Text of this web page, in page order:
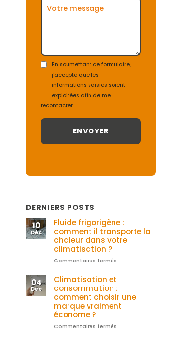
En soumettant ce formulaire,
j'accepte que les
informations saisies soient
exploitées afin de me
recontacter.
DERNIERS POSTS
10
Déc
Fluide frigorigène :
comment il transporte la
chaleur dans votre
climatisation ?
Commentaires fermés
:
comment
il
transporte
04
Déc
Climatisation et
consommation :
comment choisir une
marque vraiment
économe ?
Commentaires fermés